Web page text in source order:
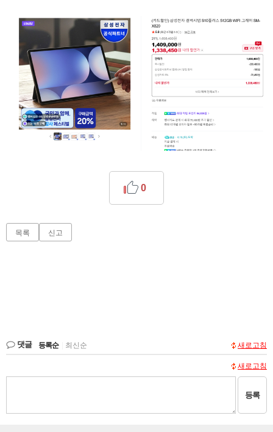
0
목록 신고
댓글 등록순 최신순 새로고침
새로고침
등록